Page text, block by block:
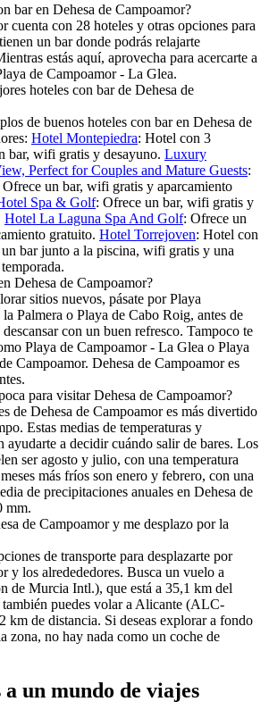
bar en Dehesa de Campoamor?
cuenta con 28 hoteles y otras opciones para
un bar donde podrás relajarte
estás aquí, aprovecha para acercarte a
de Campoamor - La Glea.
hoteles con bar de Dehesa de
de buenos hoteles con bar en Dehesa de
Hotel Montepiedra: Hotel con 3
bar, wifi gratis y desayuno. Luxury
Perfect for Couples and Mature Guests:
un bar, wifi gratis y aparcamiento
Spa & Golf: Ofrece un bar, wifi gratis y
Hotel La Laguna Spa And Golf: Ofrece un
gratuito. Hotel Torrejoven: Hotel con
bar junto a la piscina, wifi gratis y una
Dehesa de Campoamor?
sitios nuevos, pásate por Playa
Palmera o Playa de Cabo Roig, antes de
con un buen refresco. Tampoco te
Playa de Campoamor - La Glea o Playa
Campoamor. Dehesa de Campoamor es
para visitar Dehesa de Campoamor?
de Dehesa de Campoamor es más divertido
Estas medias de temperaturas y
ayudarte a decidir cuándo salir de bares. Los
ser agosto y julio, con una temperatura
más fríos son enero y febrero, con una
de precipitaciones anuales en Dehesa de
mm.
de Campoamor y me desplazo por la
de transporte para desplazarte por
y los alredededores. Busca un vuelo a
de Murcia Intl.), que está a 35,1 km del
puedes volar a Alicante (ALC-
km de distancia. Si deseas explorar a fondo
zona, no hay nada como un coche de
a un mundo de viajes